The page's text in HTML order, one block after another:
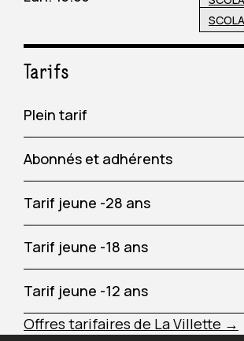
Tarifs
Plein tarif
Abonnés et adhérents
Tarif jeune -28 ans
Tarif jeune -18 ans
Tarif jeune -12 ans
Offres tarifaires de La Villette →